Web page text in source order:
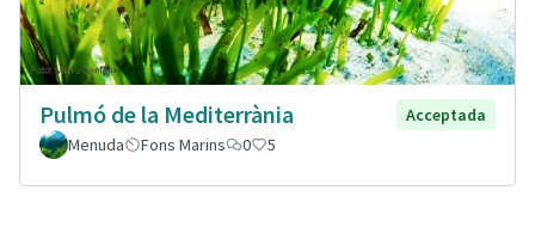
Pulmó de la Mediterrània
Acceptada
Menuda
Fons Marins 0 5